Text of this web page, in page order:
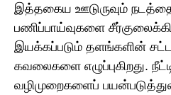
இத்தகைய ஊடுருவும்
பணிப்பாய்வுகளை
இயக்கப்படும் தளங்களின்
கவலைகளை எழுப்புகிறது.
வழிமுறைகளைப்